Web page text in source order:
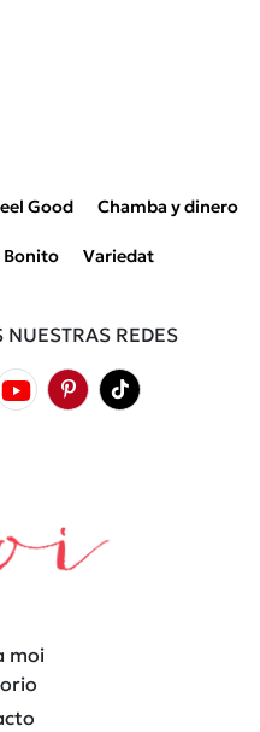
Good Chamba y dinero
Variedat
REDES
moi